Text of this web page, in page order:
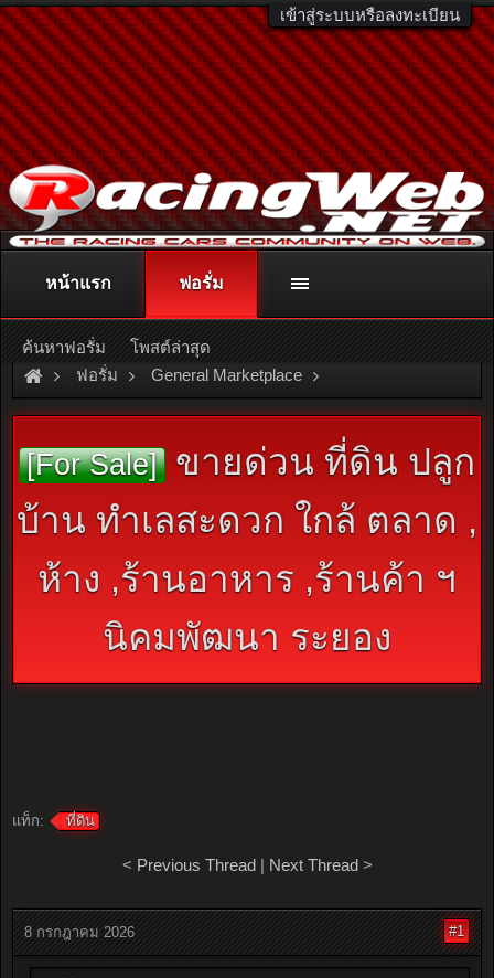
เข้าสู่ระบบหรือลงทะเบียน
ติดต่อลงโฆษณา racingweb@gmail.comหรือโทร. 081-811-1138
หรืออ่านรายละเอียดเพิ่มเติม คลิกที่นี่
ฟอรั่ม General Marketplace
สินค้าทั่วไป ไม่มีหมวดหมู่
[For Sale] ขายด่วน ที่ดิน ปลูก
บ้าน ทำเลสะดวก ใกล้ ตลาด ,
ห้าง ,ร้านอาหาร ,ร้านค้า ฯ
นิคมพัฒนา ระยอง
แท็ก: ที่ดิน
< Previous Thread| Next Thread>
8 กรกฎาคม 2026 #1
หน้าแรก ฟอรั่ม
ค้นหาฟอรั่ม โพสต์ล่าสุด